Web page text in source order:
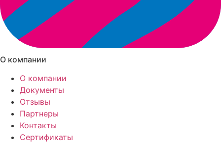
О компании
О компании
Документы
Отзывы
Партнеры
Контакты
Сертификаты